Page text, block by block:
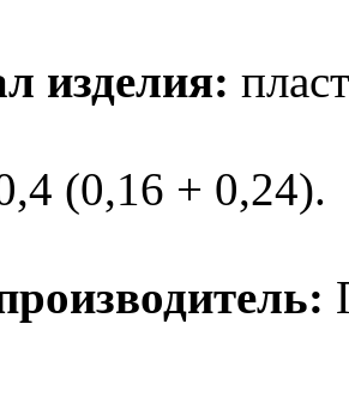
изделия:
(0,16 + 0,24).